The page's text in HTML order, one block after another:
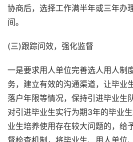
协商后，选择工作满半年或三年办
间。
(三)跟踪问效，强化监督
一是要求用人单位完善选人用人制
务，建立有效的沟通渠道，让毕业
落户年限等情况，保持引进毕业生
对引进毕业生实行为期3年的毕业
业生培养使用存在较大问题的，给